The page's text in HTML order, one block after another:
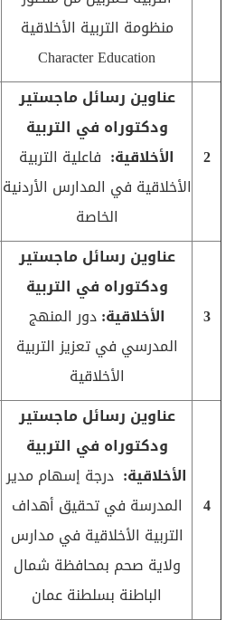
منظومة التربية الأخلاقية
Character Education
2
عناوين رسائل ماجستير
ودكتوراه في التربية
الأخلاقية: فاعلية التربية
الأخلاقية في المدارس الأردنية
الخاصة
3
عناوين رسائل ماجستير
ودكتوراه في التربية
الأخلاقية:دور المنهج
المدرسي في تعزيز التربية
الأخلاقية
4
عناوين رسائل ماجستير
ودكتوراه في التربية
الأخلاقية: درجة إسهام مدير
المدرسة في تحقيق أهداف
التربية الأخلاقية في مدارس
ولاية صحم بمحافظة شمال
الباطنة بسلطنة عمان